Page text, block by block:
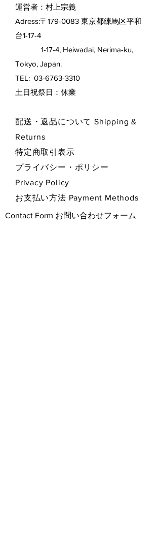
運営者：村上宗義
Adress:〒179-0083 東京都練馬区平和
台1-17-4
1-17-4, Heiwadai, Nerima-ku,
Tokyo, Japan.
TEL: 03-6763-3310
​土日祝祭日：休業
配送・返品について Shipping &
Returns
特定商取引表示
プライバシー・ポリシー
Privacy Policy
お支払い方法 Payment Methods
Contact Form お問い合わせフォーム